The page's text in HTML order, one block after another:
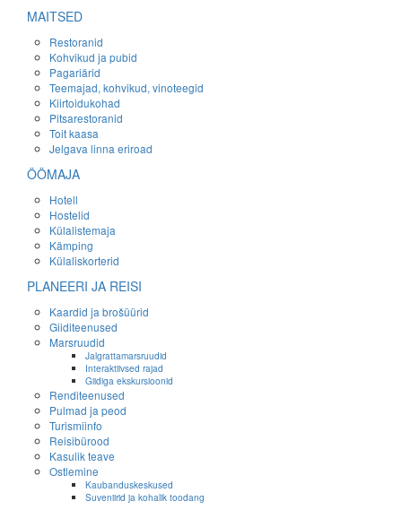
MAITSED
Restoranid
Kohvikud ja pubid
Pagariärid
Teemajad, kohvikud, vinoteegid
Kiirtoidukohad
Pitsarestoranid
Toit kaasa
Jelgava linna eriroad
ÖÖMAJA
Hotell
Hostelid
Külalistemaja
Kämping
Külaliskorterid
PLANEERI JA REISI
Kaardid ja brošüürid
Giiditeenused
Marsruudid
Jalgrattamarsruudid
Interaktiivsed rajad
Giidiga ekskursioonid
Renditeenused
Pulmad ja peod
Turismiinfo
Reisibürood
Kasulik teave
Ostlemine
Kaubanduskeskused
Suveniirid ja kohalik toodang